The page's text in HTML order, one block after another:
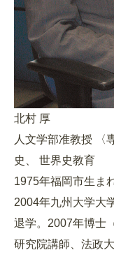
北村 厚
人文学部准教授 〈
史、 世界史教育
1975年福岡市生ま
2004年九州大学大
退学。2007年博士
研究院講師、法政